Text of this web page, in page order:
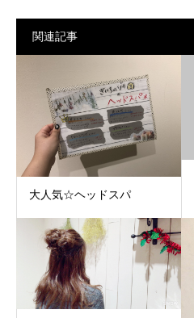
関連記事
大人気☆ヘッドスパ